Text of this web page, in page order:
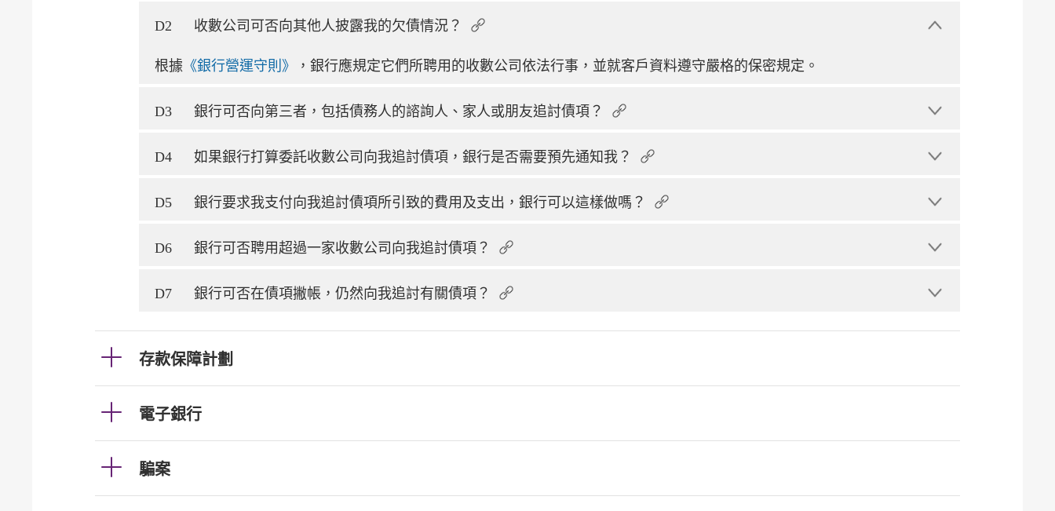
D2 收數公司可否向其他人披露我的欠債情況？
根據 《銀行營運守則》 ，銀行應規定它們所聘用的收數公司依法行事，並就客戶資料遵守嚴格的保密規定。
D3 銀行可否向第三者，包括債務人的諮詢人、家人或朋友追討債項？
D4 如果銀行打算委託收數公司向我追討債項，銀行是否需要預先通知我？
D5 銀行要求我支付向我追討債項所引致的費用及支出，銀行可以這樣做嗎？
D6 銀行可否聘用超過一家收數公司向我追討債項？
D7 銀行可否在債項撇帳，仍然向我追討有關債項？
存款保障計劃
電子銀行
騙案